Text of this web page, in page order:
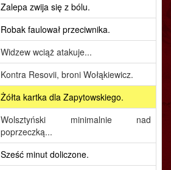
Zalepa zwija się z bólu.
Robak faulował przeciwnika.
Widzew wciąż atakuje...
Kontra Resovii, broni Wołąkiewicz.
Żółta kartka dla Zapytowskiego.
Wolsztyński minimalnie nad
poprzeczką...
Sześć minut doliczone.